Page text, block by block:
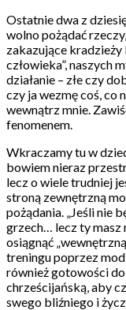
Ostatnie dwa z
wolno pożądać
zakazujące
człowieka”, naszych
działanie – złe czy
czy ja wezmę coś, co
wewnątrz mnie.
fenomenem.
Wkraczamy tu w
bowiem nieraz
lecz o wiele trudniej
stroną zewnętrzną
pożądania. „Jeśli nie
grzech… lecz ty masz
osiągnąć
treningu poprzez
również gotowości do
chrześcijańską, aby
swego bliźniego i